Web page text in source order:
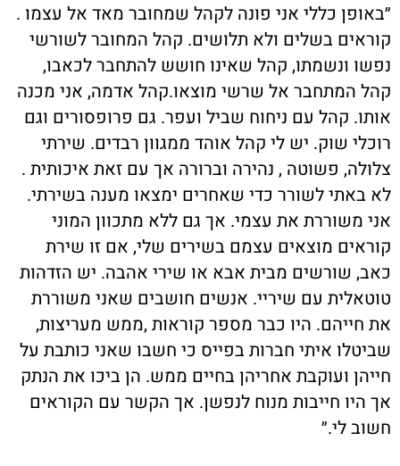
״באופן כללי אני פונה לקהל שמחובר מאד אל עצמו .
קוראים בשלים ולא תלושים. קהל המחובר לשורשי
נפשו ונשמתו, קהל שאינו חושש להתחבר לכאבו,
קהל המתחבר אל שרשי מוצאו.קהל אדמה, אני מכנה
אותו. קהל עם ניחוח שביל ועפר. גם פרופסורים וגם
רוכלי שוק. יש לי קהל אוהד ממגוון רבדים. שירתי
צלולה, פשוטה , נהירה וברורה אך עם זאת איכותית .
לא באתי לשורר כדי שאחרים ימצאו מענה בשירתי.
אני משוררת את עצמי. אך גם ללא מתכוון המוני
קוראים מוצאים עצמם בשירים שלי, אם זו שירת
כאב, שורשים מבית אבא או שירי אהבה. יש הזדהות
טוטאלית עם שיריי. אנשים חושבים שאני משוררת
את חייהם. היו כבר מספר קוראות ,ממש מעריצות,
שביטלו איתי חברות בפייס כי חשבו שאני כותבת על
חייהן ועוקבת אחריהן בחיים ממש. הן ביכו את הנתק
אך היו חייבות מנוח לנפשן. אך הקשר עם הקוראים
חשוב לי.״